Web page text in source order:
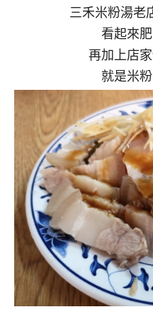
三禾米粉湯老
看起來
再加上店
就是米